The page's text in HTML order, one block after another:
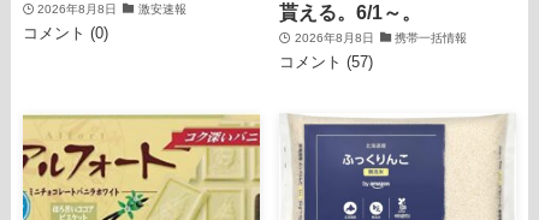
2026年8月8日 激安速報
コメント (0)
貰える。6/1～。
2026年8月8日 携帯一括情報
コメント (57)